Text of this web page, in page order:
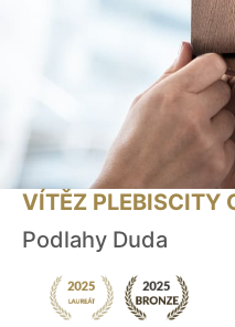
VÍTĚZ PLEBISCITY
Podlahy Duda